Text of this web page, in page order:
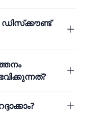
ഡിസ്‌ക്കൗണ്ട്